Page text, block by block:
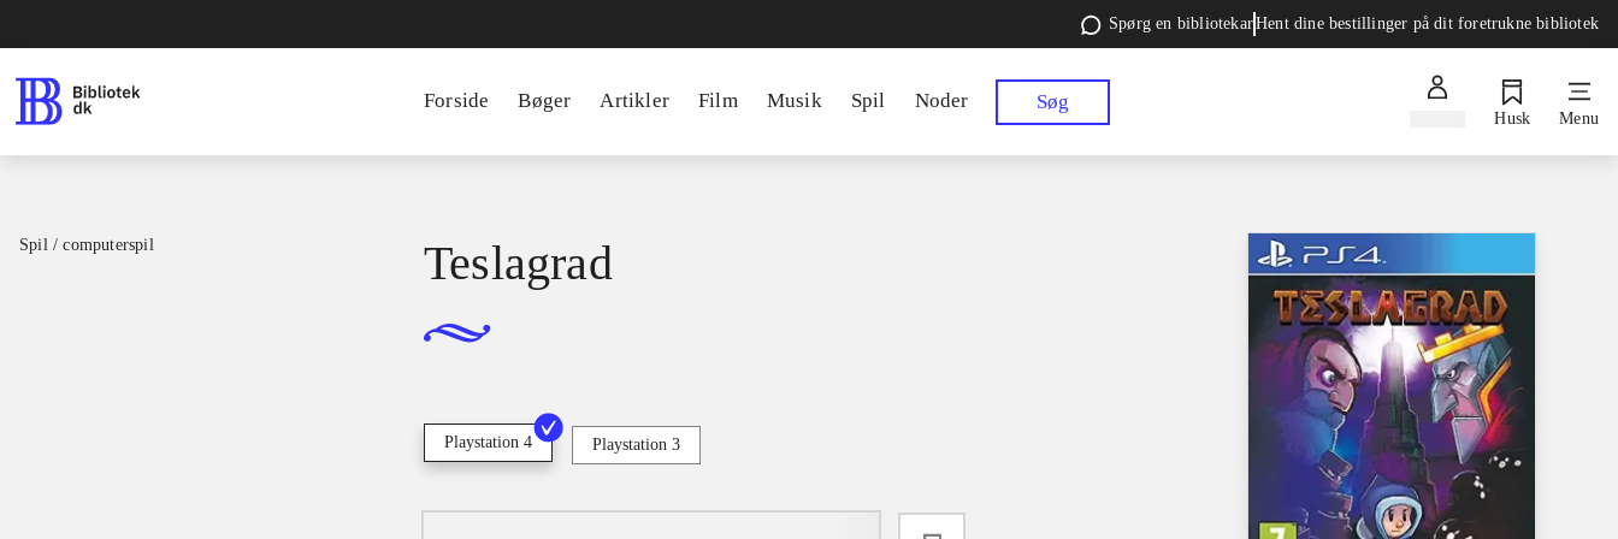
Spørg en bibliotekarHent dine bestillinger på dit foretrukne bibliotek
Forside Bøger Artikler Film Musik Spil Noder Søg
Husk Menu
Spil / computerspil Teslagrad
Playstation 4 Playstation 3